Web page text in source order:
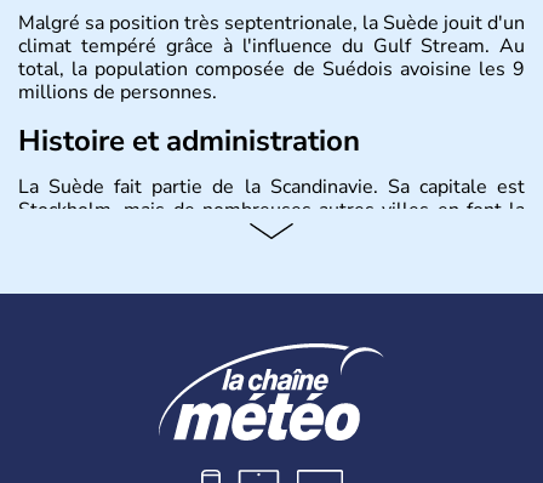
Malgré sa position très septentrionale, la Suède jouit d'un
climat tempéré grâce à l'influence du Gulf Stream. Au
total, la population composée de Suédois avoisine les 9
millions de personnes.
Histoire et administration
La Suède fait partie de la Scandinavie. Sa capitale est
Stockholm, mais de nombreuses autres villes en font la
renommée comme Malmö et Göteborg. Elle fait partie de
possède un roi mais qui n'a qu'un rôle symbolique. La